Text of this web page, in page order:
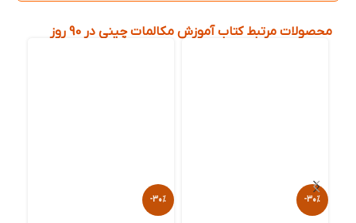
محصولات مرتبط کتاب آموزش مکالمات چینی در 90 روز
-30%
-30%